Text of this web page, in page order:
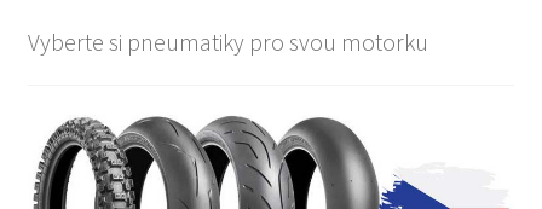
Vyberte si pneumatiky pro svou motorku